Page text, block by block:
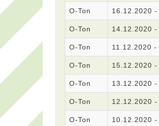
O-Ton 16.12.2020 -
O-Ton 14.12.2020 -
O-Ton 11.12.2020 -
O-Ton 15.12.2020 -
O-Ton 13.12.2020 -
O-Ton 12.12.2020 -
O-Ton 10.12.2020 -